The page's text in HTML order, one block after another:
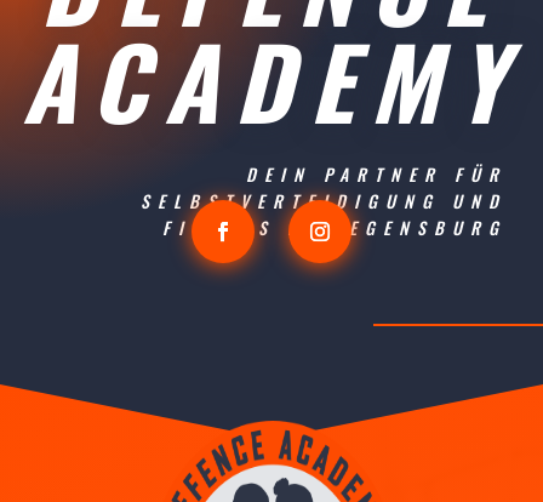
ACADEMY
DEIN PARTNER FÜR
SELBSTVERTEIDIGUNG UND
FITNESS IN REGENSBURG